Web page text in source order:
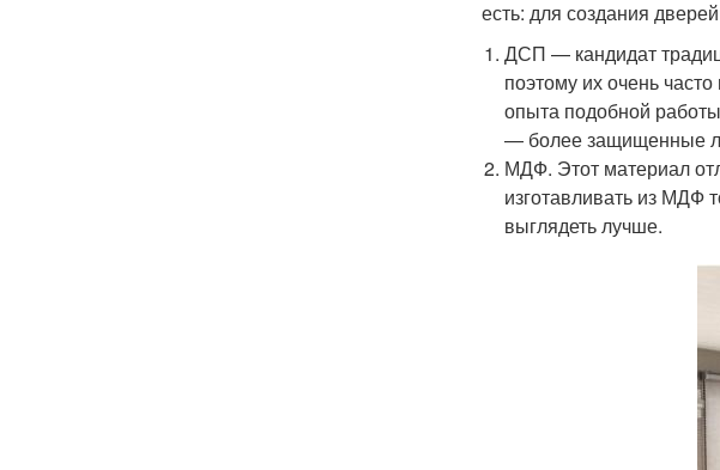
есть: для создания
ДСП — кандидат
поэтому их очень
опыта подобной
— более защищенные
МДФ. Этот материал
изготавливать из МДФ
выглядеть лучше.